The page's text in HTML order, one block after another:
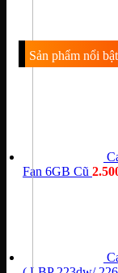
Sản phẩm nổi bật
Fan 6GB Cũ